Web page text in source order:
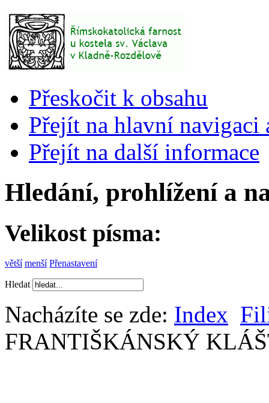
Přeskočit k obsahu
Přejít na hlavní navigaci
Přejít na další informace
Hledání, prohlížení a
Velikost písma:
větší menší Přenastavení
Hledat
Nacházíte se zde: Index
FRANTIŠKÁNSKÝ